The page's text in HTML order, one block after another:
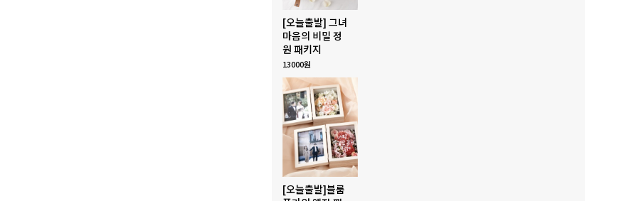
[오늘출발] 그녀
마음의 비밀 정
원 패키지
13000원
[오늘출발]블룸